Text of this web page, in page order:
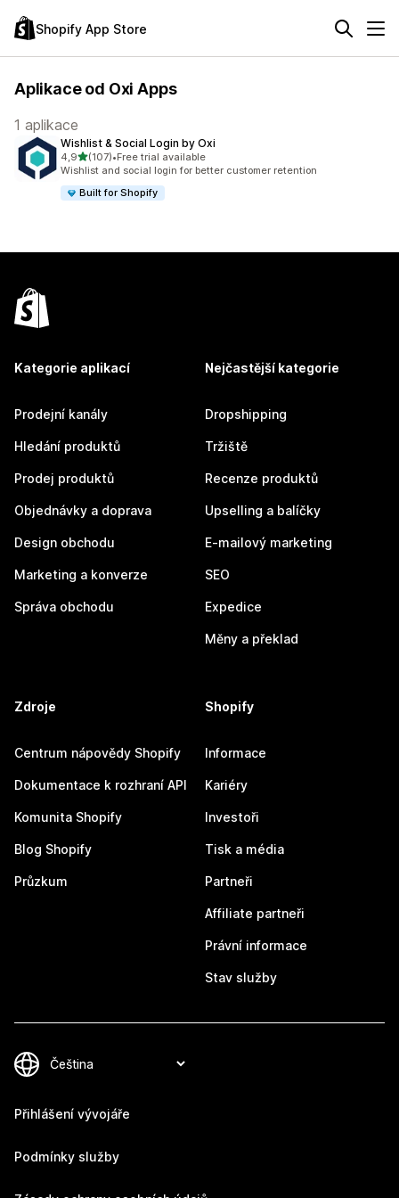
Shopify App Store
Aplikace od Oxi Apps
1 aplikace
Wishlist & Social Login by Oxi
4,9z 5 hvězd
(107)
Celkový počet recenzí: 107
•Free trial available
Wishlist and social login for better customer retention
Built for Shopify
Kategorie aplikací
Prodejní kanály
Hledání produktů
Prodej produktů
Objednávky a doprava
Design obchodu
Marketing a konverze
Správa obchodu
Nejčastější kategorie
Dropshipping
Tržiště
Recenze produktů
Upselling a balíčky
E-mailový marketing
SEO
Expedice
Měny a překlad
Zdroje
Centrum nápovědy Shopify
Dokumentace k rozhraní API
Komunita Shopify
Blog Shopify
Průzkum
Shopify
Informace
Kariéry
Investoři
Tisk a média
Partneři
Affiliate partneři
Právní informace
Stav služby
Přihlášení vývojáře
Podmínky služby